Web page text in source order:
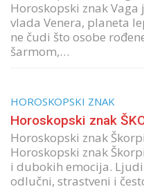
Horoskopski znak
vlada Venera, planeta
ne čudi što osobe
šarmom,…
HOROSKOPSKI ZNAK
Horoskopski znak
Horoskopski znak
Horoskopski znak
i dubokih emocija.
odlučni, strastveni i